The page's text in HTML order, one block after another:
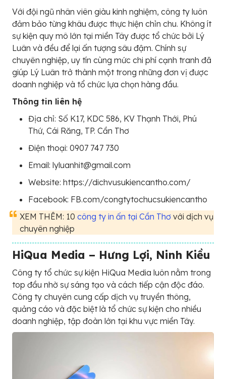
Với đội ngũ nhân viên giàu kinh nghiệm, công ty luôn
đảm bảo từng khâu được thực hiện chỉn chu. Không ít
sự kiện quy mô lớn tại miền Tây được tổ chức bởi Lý
Luân và đều để lại ấn tượng sâu đậm. Chính sự
chuyên nghiệp, uy tín cùng mức chi phí cạnh tranh đã
giúp Lý Luân trở thành một trong những đơn vị được
doanh nghiệp và tổ chức lựa chọn hàng đầu.
Thông tin liên hệ
Địa chỉ: Số K17, KDC 586, KV Thạnh Thới, Phú
Thứ, Cái Răng, TP. Cần Thơ
Điện thoại: 0907 747 730
Email: lyluanhit@gmail.com
Website: https://dichvusukiencantho.com/
Facebook: FB.com/congtytochucsukiencantho
XEM THÊM: 10 công ty in ấn tại Cần Thơ với dịch vụ
chuyên nghiệp
HiQua Media – Hưng Lợi, Ninh Kiều
Công ty tổ chức sự kiện HiQua Media luôn nằm trong
top đầu nhờ sự sáng tạo và cách tiếp cận độc đáo.
Công ty chuyên cung cấp dịch vụ truyền thông,
quảng cáo và đặc biệt là tổ chức sự kiện cho nhiều
doanh nghiệp, tập đoàn lớn tại khu vực miền Tây.